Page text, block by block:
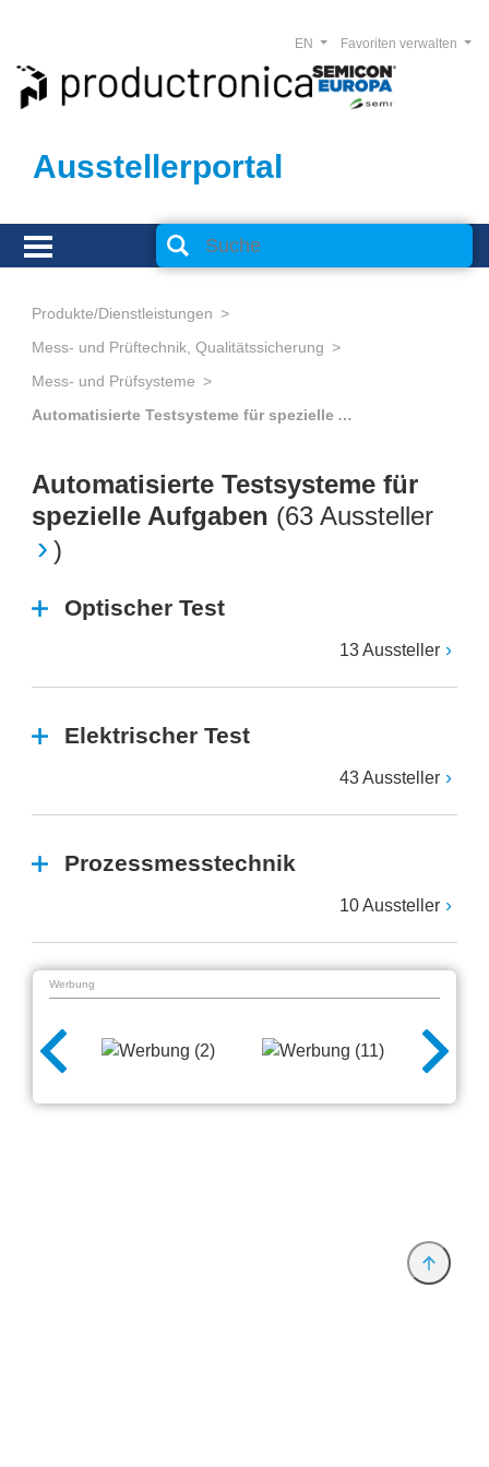
Ausstellerportal
Favoriten verwalten
EN
Produkte/Dienstleistungen
Mess- und Prüftechnik, Qualitätssicherung
Mess- und Prüfsysteme
Automatisierte Testsysteme für spezielle Aufgaben
Automatisierte Testsysteme für
spezielle Aufgaben (63 Aussteller
)
Optischer Test
13 Aussteller
Elektrischer Test
43 Aussteller
Prozessmesstechnik
10 Aussteller
Werbung